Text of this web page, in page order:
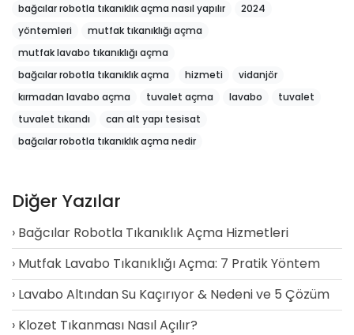
bağcılar robotla tıkanıklık açma nasıl yapılır
2024
yöntemleri
mutfak tıkanıklığı açma
mutfak lavabo tıkanıklığı açma
bağcılar robotla tıkanıklık açma
hizmeti
vidanjör
kırmadan lavabo açma
tuvalet açma lavabo
tuvalet
tuvalet tıkandı
can alt yapı tesisat
bağcılar robotla tıkanıklık açma nedir
Diğer Yazılar
Bağcılar Robotla Tıkanıklık Açma Hizmetleri
Mutfak Lavabo Tıkanıklığı Açma: 7 Pratik Yöntem
Lavabo Altından Su Kaçırıyor & Nedeni ve 5 Çözüm
Klozet Tıkanması Nasıl Açılır?